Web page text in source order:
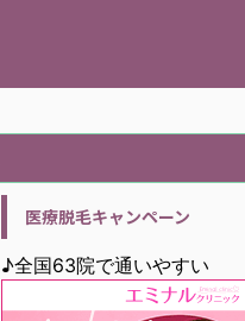
医療脱毛キャンペーン
♪全国63院で通いやすい